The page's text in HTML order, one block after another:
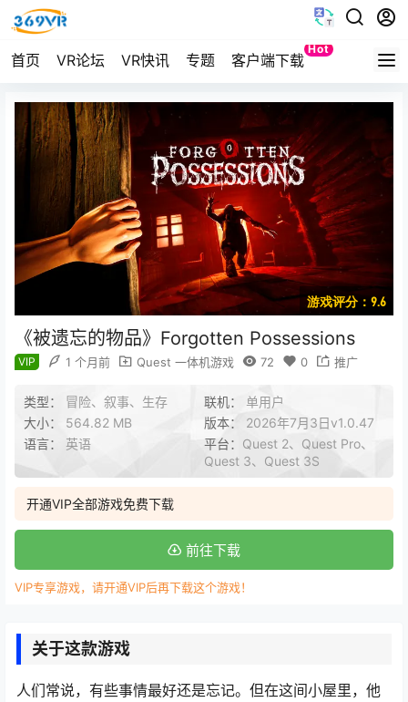
首页 VR论坛 VR快讯 专题 客户端下载
Hot
Quest
游戏评分：9.6
《被遗忘的物品》Forgotten Possessions
VIP 1 个月前 Quest 一体机游戏 72 0 推广
类型： 冒险、叙事、生存 联机： 单用户
大小： 564.82 MB 版本： 2026年7月3日v1.0.47
语言： 英语 平台： Quest 2、Quest Pro、
Quest 3、Quest 3S
开通VIP全部游戏免费下载
前往下载
VIP专享游戏，请开通VIP后再下载这个游戏！
关于这款游戏
人们常说，有些事情最好还是忘记。但在这间小屋里，他